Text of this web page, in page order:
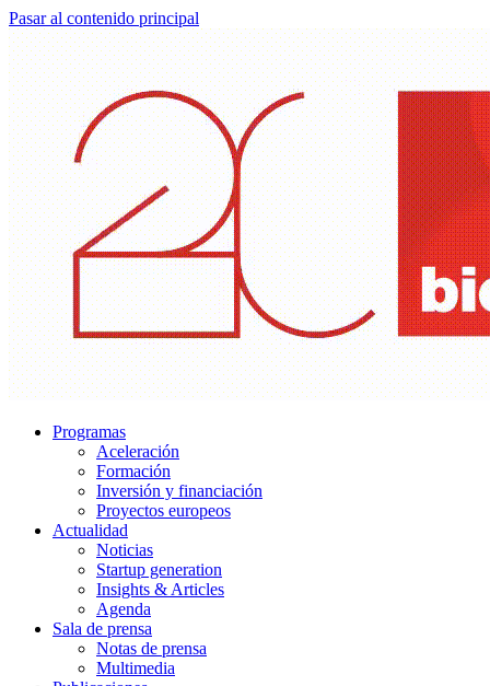
Pasar al contenido principal
Programas
Aceleración
Formación
Inversión y financiación
Proyectos europeos
Actualidad
Noticias
Startup generation
Insights & Articles
Agenda
Sala de prensa
Notas de prensa
Multimedia